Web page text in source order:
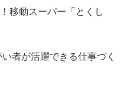
移動スーパー「とくし
者が活躍できる仕事づく